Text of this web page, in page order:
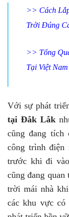
>> Cách
Trời Đúng
>> Tổng
Tại Việt Nam
Với sự phát
tại Đắk Lắk
cũng đang tích
công trình điện
trước khi đi
cũng đang
trời mái nhà
các khu vực có